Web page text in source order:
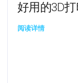
好用的3D
阅读详情